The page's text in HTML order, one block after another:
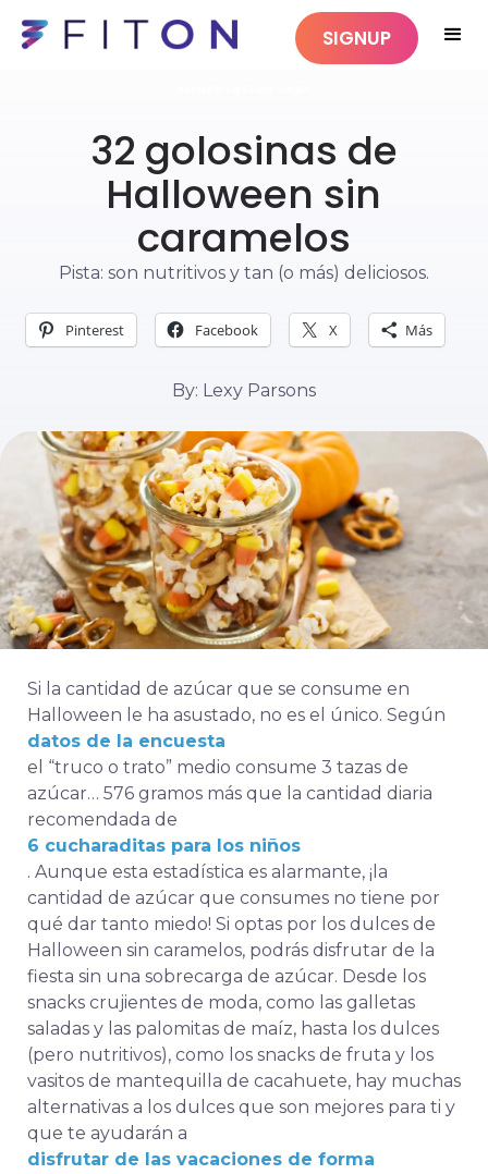
SIGNUP
32 golosinas de
Halloween sin
caramelos
Pista: son nutritivos y tan (o más) deliciosos.
Pinterest Facebook X Más
By: Lexy Parsons
Si la cantidad de azúcar que se consume en
Halloween le ha asustado, no es el único. Según
datos de la encuesta
el “truco o trato” medio consume 3 tazas de
azúcar… 576 gramos más que la cantidad diaria
recomendada de
6 cucharaditas para los niños
. Aunque esta estadística es alarmante, ¡la
cantidad de azúcar que consumes no tiene por
qué dar tanto miedo! Si optas por los dulces de
Halloween sin caramelos, podrás disfrutar de la
fiesta sin una sobrecarga de azúcar. Desde los
snacks crujientes de moda, como las galletas
saladas y las palomitas de maíz, hasta los dulces
(pero nutritivos), como los snacks de fruta y los
vasitos de mantequilla de cacahuete, hay muchas
alternativas a los dulces que son mejores para ti y
que te ayudarán a
disfrutar de las vacaciones de forma